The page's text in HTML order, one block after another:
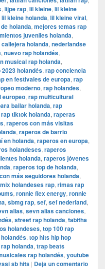
, lijpe rap, lil kleine, lil kleine
lil kleine holanda, lil kleine viral,
holanda, mejores temas rap
juveniles holanda,
holanda, nederlandse
, nuevo rap holandés,
musical rap holanda,
2023 holandés, rap conciencia
en festivales de europa, rap
moderno, rap holandes,
europeo, rap multicultural
bailar holanda, rap
rap tiktok holanda, raperas
, raperos con más visitas
, raperos de barrio
en holanda, raperos en europa,
holandeses, raperos
holanda, raperos jóvenes
, raperos top de holanda,
más seguidores holanda,
holandeses rap, rimas rap
, ronnie flex energy, ronnie
, sbmg rap, sef, sef nederland,
alias, sevn alias canciones,
, street rap holanda, tabitha
holandeses, top 100 rap
, top hits hip hop
holanda, trap beats
rap holandés, youtube
sb hits | Deja un comentario